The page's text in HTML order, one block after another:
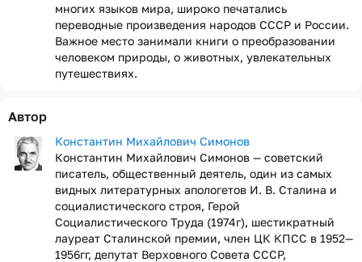
многих языков мира, широко печатались
переводные произведения народов СССР и России.
Важное место занимали книги о преобразовании
человеком природы, о животных, увлекательных
путешествиях.
Автор
Константин Михайлович Симонов
Константин Михайлович Симонов — советский
писатель, общественный деятель, один из самых
видных литературных апологетов И. В. Сталина и
социалистического строя, Герой
Социалистического Труда (1974г), шестикратный
лауреат Сталинской премии, член ЦК КПСС в 1952—
1956гг, депутат Верховного Совета СССР,